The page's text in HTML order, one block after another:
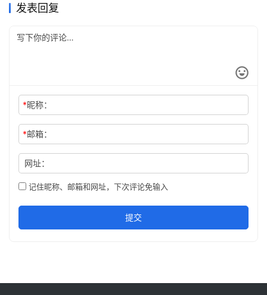
发表回复
*昵称：
*邮箱：
网址：
记住昵称、邮箱和网址，下次评论免输入
提交